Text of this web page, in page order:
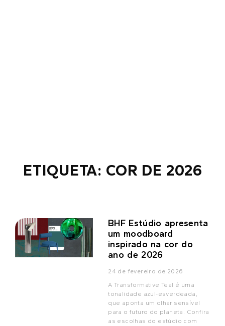
ETIQUETA: COR DE 2026
BHF Estúdio apresenta
um moodboard
inspirado na cor do
ano de 2026
24 de fevereiro de 2026
A Transformative Teal é uma
tonalidade azul-esverdeada,
que aponta um olhar sensível
para o futuro do planeta. Confira
as escolhas do estúdio com